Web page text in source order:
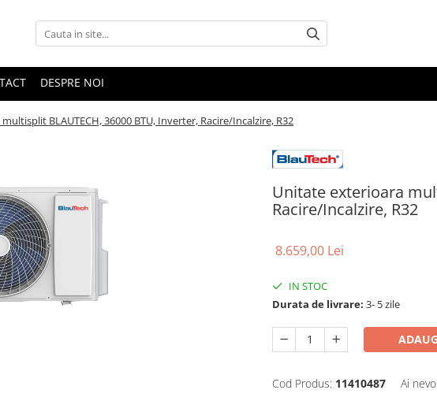
DESPRE NOI
BLAUTECH, 36000 BTU, Inverter, Racire/Incalzire, R32
Unitate exterioara
Racire/Incalzire, R32
8.659,00 Lei
IN STOC
Durata de livrare: 3- 5 zile
Cod Produs: 11410487 Ai